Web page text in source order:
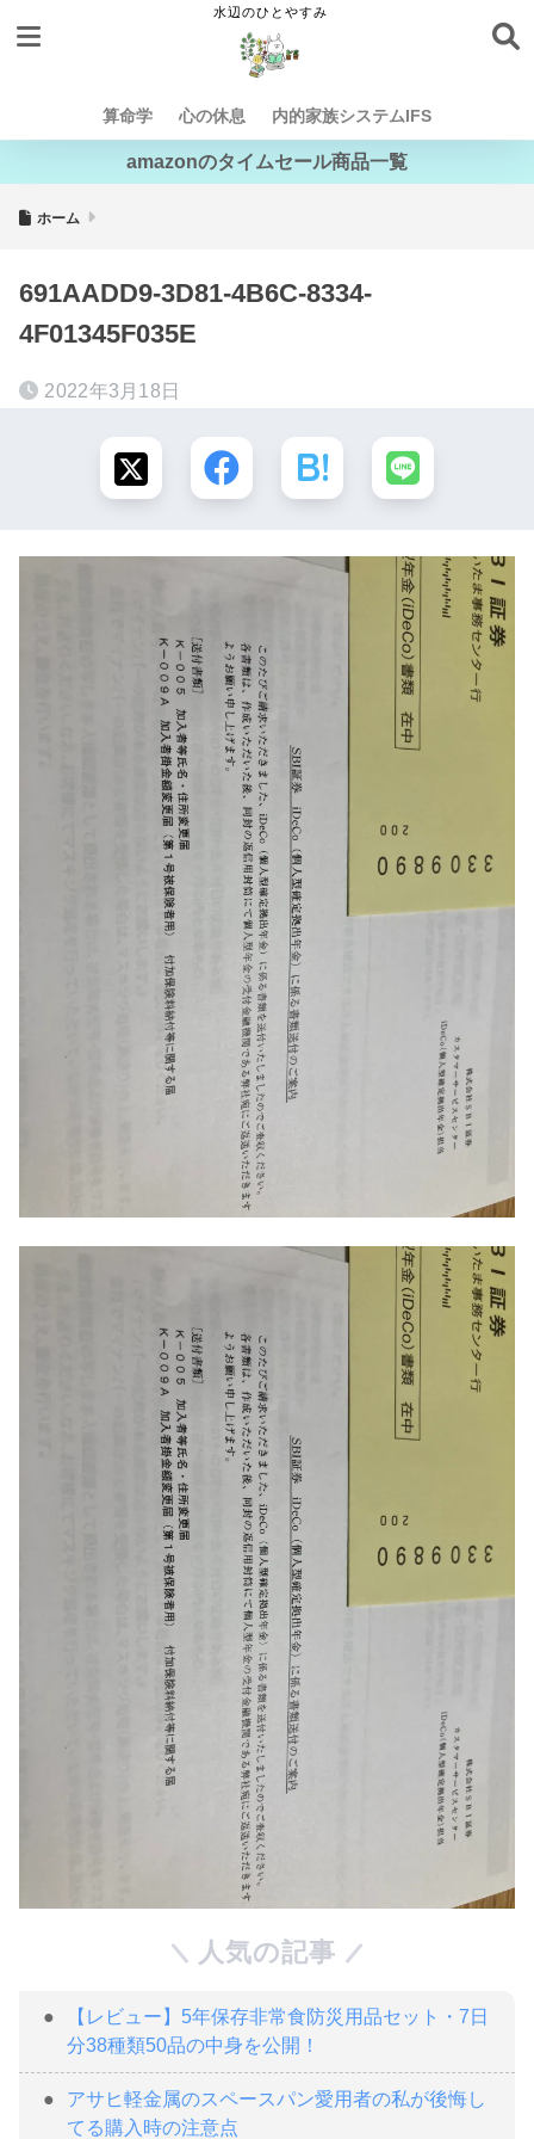
算命学 心の休息 内的家族システムIFS
amazonのタイムセール商品一覧
ホーム
691AADD9-3D81-4B6C-8334-
4F01345F035E
2022年3月18日
人気の記事
【レビュー】5年保存非常食防災用品セット・7日
分38種類50品の中身を公開！
アサヒ軽金属のスペースパン愛用者の私が後悔し
てる購入時の注意点